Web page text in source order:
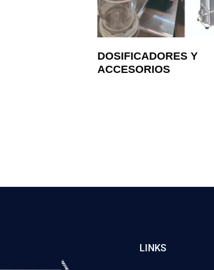
DOSIFICADORES Y
ACCESORIOS
LINKS